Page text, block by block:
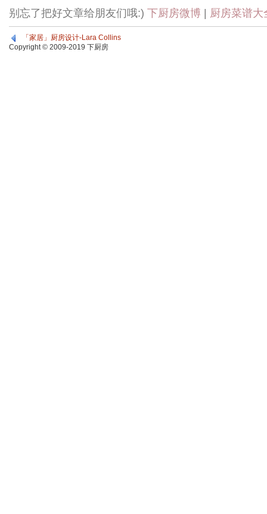
别忘了把好文章给朋友们哦:) 下厨房微博 厨房菜谱大
「家居」厨房设计-Lara Collins
Copyright © 2009-2019 下厨房